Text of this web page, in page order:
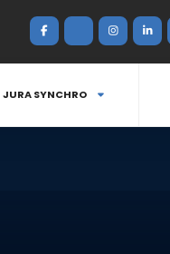
JURA SYNCHRO